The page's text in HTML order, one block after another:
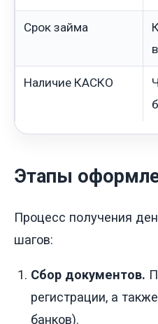
Срок займа
Наличие КАСКО
Этапы
Процесс получения
шагов:
Сбор документов.
регистрации, а
банков).